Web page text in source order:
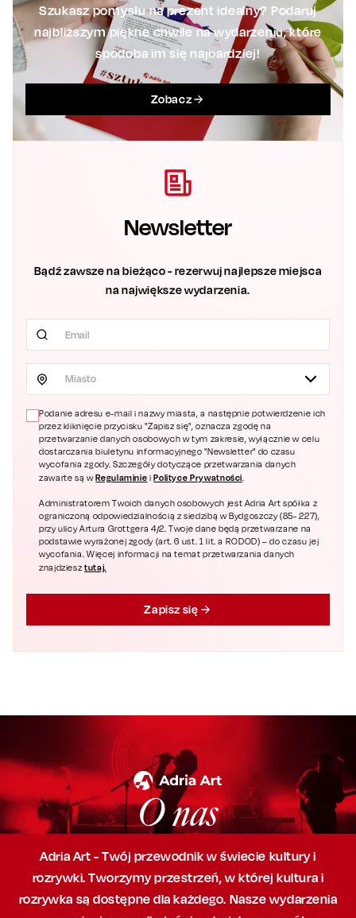
Szukasz pomysłu na prezent idealny? Podaruj
najbliższym piękne chwile na wydarzeniu, które
spodoba im się najbardziej!
Zobacz
Newsletter
Bądź zawsze na bieżąco - rezerwuj najlepsze miejsca
na największe wydarzenia.
Miasto
Podanie adresu e-mail i nazwy miasta, a następnie potwierdzenie ich
przez kliknięcie przycisku "Zapisz się", oznacza zgodę na
przetwarzanie danych osobowych w tym zakresie, wyłącznie w celu
dostarczania biuletynu informacyjnego "Newsletter" do czasu
wycofania zgody. Szczegóły dotyczące przetwarzania danych
zawarte są wRegulaminie i Polityce Prywatności.
Administratorem Twoich danych osobowych jest Adria Art spółka z
ograniczoną odpowiedzialnością z siedzibą w Bydgoszczy (85- 227),
przy ulicy Artura Grottgera 4/2. Twoje dane będą przetwarzane na
podstawie wyrażonej zgody (art. 6 ust. 1 lit. a RODOD) – do czasu jej
wycofania. Więcej informacji na temat przetwarzania danych
znajdziesztutaj.
Zapisz się
O nas
Adria Art - Twój przewodnik w świecie kultury i
rozrywki. Tworzymy przestrzeń,w której kultura i
rozrywka są dostępne dla każdego. Nasze wydarzenia